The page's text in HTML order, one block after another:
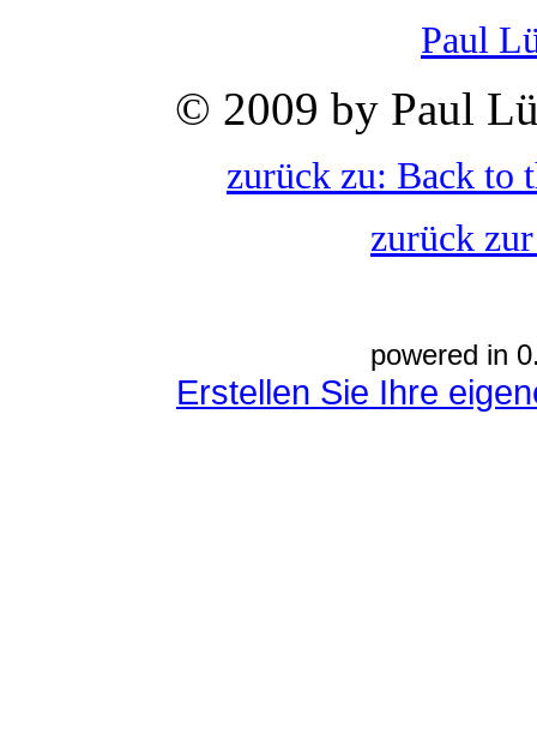
Paul
© 2009 by Paul
zurück zu: Back to
zurück
powered in
Erstellen Sie Ihre